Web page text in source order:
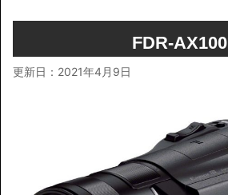
FDR-AX100
更新日： 2021年4月9日